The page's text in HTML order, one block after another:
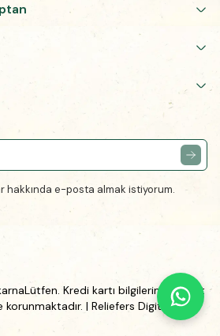
hakkında e-posta almak istiyorum.
Kredi kartı bilgileriniz 256Bit
korunmaktadır. | Reliefers Digital